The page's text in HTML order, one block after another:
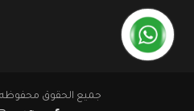
جميع الحقوق